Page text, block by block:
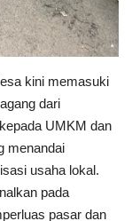
kini memasuki
dari
UMKM dan
menandai
usaha lokal.
pada
pasar dan